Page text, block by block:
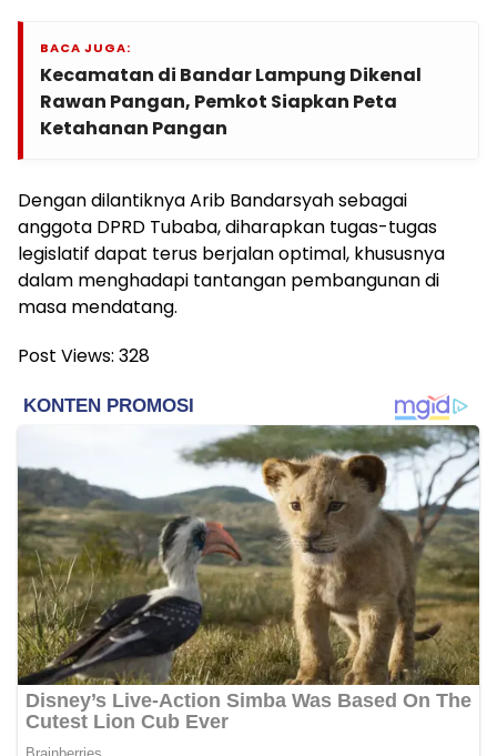
BACA JUGA:
Kecamatan di Bandar Lampung Dikenal
Rawan Pangan, Pemkot Siapkan Peta
Ketahanan Pangan
Dengan dilantiknya Arib Bandarsyah sebagai
anggota DPRD Tubaba, diharapkan tugas-tugas
legislatif dapat terus berjalan optimal, khususnya
dalam menghadapi tantangan pembangunan di
masa mendatang.
Post Views: 328